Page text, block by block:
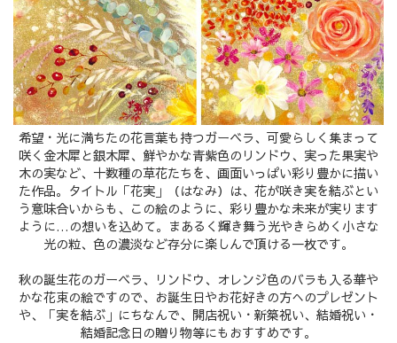
希望・光に満ちたの花言葉も持つガーベラ、可愛らしく集まって
咲く金木犀と銀木犀、鮮やかな青紫色のリンドウ、実った果実や
木の実など、十数種の草花たちを、画面いっぱい彩り豊かに描い
た作品。タイトル「花実」（はなみ）は、花が咲き実を結ぶとい
う意味合いからも、この絵のように、彩り豊かな未来が実ります
ように…の想いを込めて。まあるく輝き舞う光やきらめく小さな
光の粒、色の濃淡など存分に楽しんで頂ける一枚です。
秋の誕生花のガーベラ、リンドウ、オレンジ色のバラも入る華や
かな花束の絵ですので、お誕生日やお花好きの方へのプレゼント
や、「実を結ぶ」にちなんで、開店祝い・新築祝い、結婚祝い・
結婚記念日の贈り物等にもおすすめです。